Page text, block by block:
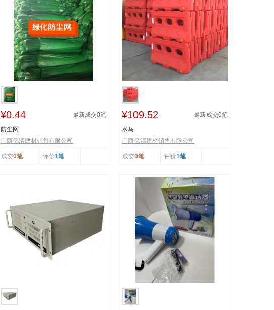
¥0.44 最新成交0笔
防尘网
广西亿清建材销售有限公司
成交0笔 评价1笔
¥109.52 最新成交0笔
水马
广西亿清建材销售有限公司
成交0笔 评价1笔